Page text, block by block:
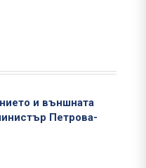
и външната
Петрова-